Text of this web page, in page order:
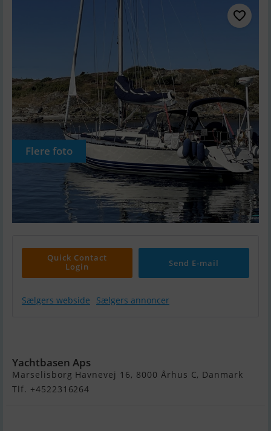
Flere foto
Quick Contact
Login
Send E-mail
Sælgers webside Sælgers annoncer
Yachtbasen Aps
Marselisborg Havnevej 16, 8000 Århus C, Danmark
Tlf. +4522316264